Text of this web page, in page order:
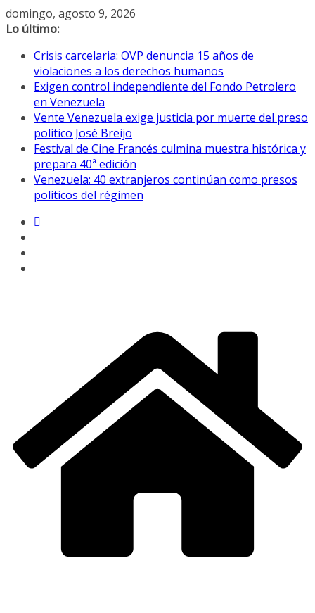
Saltar
al
domingo, agosto 9, 2026
Lo último:
Crisis carcelaria: OVP denuncia 15 años de
violaciones a los derechos humanos
Exigen control independiente del Fondo Petrolero
en Venezuela
Vente Venezuela exige justicia por muerte del preso
político José Breijo
Festival de Cine Francés culmina muestra histórica y
prepara 40ª edición
Venezuela: 40 extranjeros continúan como presos
políticos del régimen